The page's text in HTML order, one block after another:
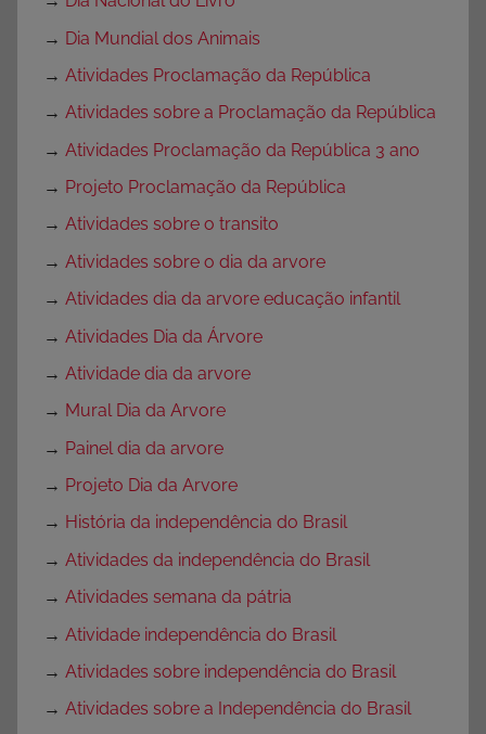
→ Dia Mundial dos Animais
→ Atividades Proclamação da República
→ Atividades sobre a Proclamação da República
→ Atividades Proclamação da República 3 ano
→ Projeto Proclamação da República
→ Atividades sobre o transito
→ Atividades sobre o dia da arvore
→ Atividades dia da arvore educação infantil
→ Atividades Dia da Árvore
→ Atividade dia da arvore
→ Mural Dia da Arvore
→ Painel dia da arvore
→ Projeto Dia da Arvore
→ História da independência do Brasil
→ Atividades da independência do Brasil
→ Atividades semana da pátria
→ Atividade independência do Brasil
→ Atividades sobre independência do Brasil
→ Atividades sobre a Independência do Brasil